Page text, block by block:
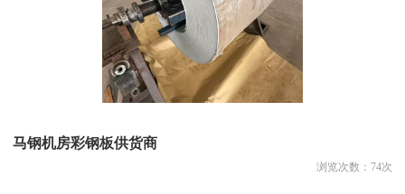
马钢机房彩钢板供货商
浏览次数： 74次